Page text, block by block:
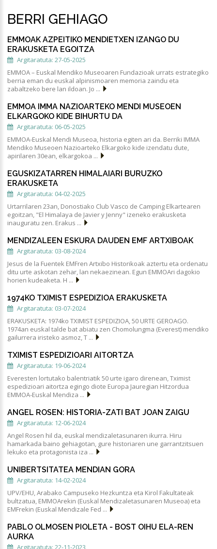
BERRI GEHIAGO
EMMOAK AZPEITIKO MENDIETXEN IZANGO DU
ERAKUSKETA EGOITZA
Argitaratuta: 27-05-2025
EMMOA – Euskal Mendiko Museoaren Fundazioak urrats estrategiko
berria eman du euskal alpinismoaren memoria zaindu eta
zabaltzeko bere lan ildoan. Jo ...
EMMOA IMMA NAZIOARTEKO MENDI MUSEOEN
ELKARGOKO KIDE BIHURTU DA
Argitaratuta: 06-05-2025
EMMOA-Euskal Mendi Museoa, historia egiten ari da. Berriki IMMA
Mendiko Museoen Nazioarteko Elkargoko kide izendatu dute,
apirilaren 30ean, elkargokoa ...
EGUSKIZATARREN HIMALAIARI BURUZKO
ERAKUSKETA
Argitaratuta: 04-02-2025
Urtarrilaren 23an, Donostiako Club Vasco de Camping Elkartearen
egoitzan, "El Himalaya de Javier y Jenny" izeneko erakusketa
inauguratu zen. Erakus ...
MENDIZALEEN ESKURA DAUDEN EMF ARTXIBOAK
Argitaratuta: 03-08-2024
Jesus de la Fuentek EMFren Artxibo Historikoak aztertu eta ordenatu
ditu urte askotan zehar, lan nekaezinean. Egun EMMOAri dagokio
horien kudeaketa. H ...
1974KO TXIMIST ESPEDIZIOA ERAKUSKETA
Argitaratuta: 03-07-2024
ERAKUSKETA: 1974ko TXIMIST ESPEDIZIOA, 50 URTE GEROAGO.
1974an euskal talde bat abiatu zen Chomolungma (Everest) mendiko
gailurrera iristeko asmoz, T ...
TXIMIST ESPEDIZIOARI AITORTZA
Argitaratuta: 19-06-2024
Everesten lortutako balentriatik 50 urte igaro direnean, Tximist
espedizioari aitortza egingo diote Europa Jauregian Hitzordua
EMMOA-Euskal Mendiza ...
ANGEL ROSEN: HISTORIA-ZATI BAT JOAN ZAIGU
Argitaratuta: 12-06-2024
Angel Rosen hil da, euskal mendizaletasunaren ikurra. Hiru
hamarkada baino gehiagotan, gure historiaren une garrantzitsuen
lekuko eta protagonista iza ...
UNIBERTSITATEA MENDIAN GORA
Argitaratuta: 14-02-2024
UPV/EHU, Arabako Campuseko Hezkuntza eta Kirol Fakultateak
bultzatua, EMMOArekin (Euskal Mendizaletasunaren Museoa) eta
EMFrekin (Euskal Mendizale Fed ...
PABLO OLMOSEN PIOLETA - BOST OIHU ELA-REN
AURKA
Argitaratuta: 22-11-2023